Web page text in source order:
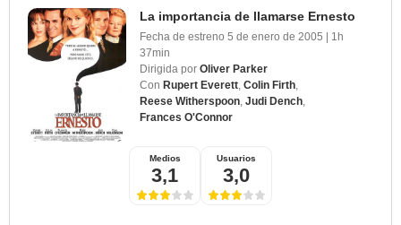
La importancia de llamarse Ernesto
Fecha de estreno 5 de enero de 2005 | 1h
37min
Dirigida por Oliver Parker
Con Rupert Everett Colin Firth
Reese Witherspoon Judi Dench
Frances O'Connor
Medios
3,1
Usuarios
3,0